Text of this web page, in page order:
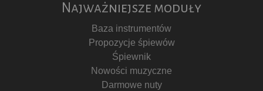
Najważniejsze moduły
Baza instrumentów
Propozycje śpiewów
Śpiewnik
Nowości muzyczne
Darmowe nuty